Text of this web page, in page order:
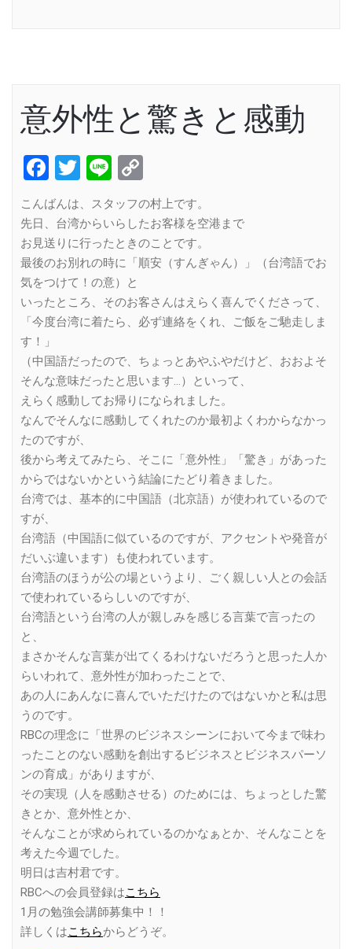
意外性と驚きと感動
Facebook
Twitter
Line
Link
こんばんは、スタッフの村上です。
先日、台湾からいらしたお客様を空港まで
お見送りに行ったときのことです。
最後のお別れの時に「順安（すんぎゃん）」（台湾語でお
気をつけて！の意）と
いったところ、そのお客さんはえらく喜んでくださって、
「今度台湾に着たら、必ず連絡をくれ、ご飯をご馳走しま
す！」
（中国語だったので、ちょっとあやふやだけど、おおよそ
そんな意味だったと思います…）といって、
えらく感動してお帰りになられました。
なんでそんなに感動してくれたのか最初よくわからなかっ
たのですが、
後から考えてみたら、そこに「意外性」「驚き」があった
からではないかという結論にたどり着きました。
台湾では、基本的に中国語（北京語）が使われているので
すが、
台湾語（中国語に似ているのですが、アクセントや発音が
だいぶ違います）も使われています。
台湾語のほうが公の場というより、ごく親しい人との会話
で使われているらしいのですが、
台湾語という台湾の人が親しみを感じる言葉で言ったの
と、
まさかそんな言葉が出てくるわけないだろうと思った人か
らいわれて、意外性が加わったことで、
あの人にあんなに喜んでいただけたのではないかと私は思
うのです。
RBCの理念に「世界のビジネスシーンにおいて今まで味わ
ったことのない感動を創出するビジネスとビジネスパーソ
ンの育成」がありますが、
その実現（人を感動させる）のためには、ちょっとした驚
きとか、意外性とか、
そんなことが求められているのかなぁとか、そんなことを
考えた今週でした。
明日は吉村君です。
RBCへの会員登録はこちら
1月の勉強会講師募集中！！
詳しくはこちらからどうぞ。